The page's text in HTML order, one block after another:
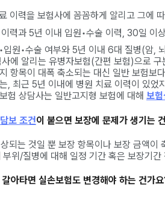
이력을 보험사에 꼼꼼하게 알리고 그에
력과 5년 이내 입원•수술 이력, 30일 이
입원•수술 여부와 5년 이내 6대 질병(암,
에 알리는 유병자보험(간편 보험)으로 구
항목이 대폭 축소되는 대신 일반 보험보
, 최근 5년 이내에 병원 치료 이력이 있었
험 상담사는 일반고지형 보험에 대해 보
보 조건이 붙으면 보장에 문제가 생기는
되는 것일 뿐 보장 항목이나 보장 금액이
위/질병에 대해 일정 기간 혹은 보장기
아타면 실손보험도 변경해야 하는 건가